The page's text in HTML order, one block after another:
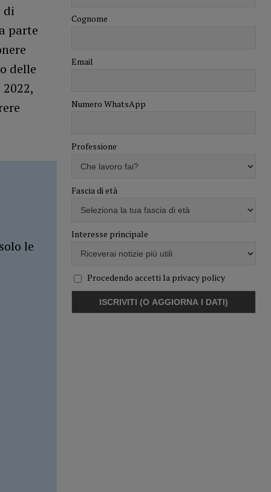
di
parte
delle
le
Cognome
Email
Numero WhatsApp
Professione
Fascia di età
Interesse principale
Procedendo accetti la privacy policy